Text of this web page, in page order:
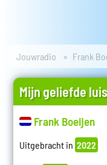
Jouwradio Frank
Mijn geliefde
Frank Boeijen
Uitgebracht in 2022